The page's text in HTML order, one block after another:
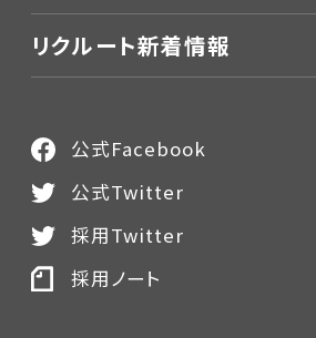
リクルート新着情報
公式Facebook
公式Twitter
採用Twitter
採用ノート